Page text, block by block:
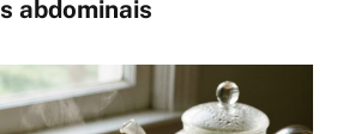
abdominais